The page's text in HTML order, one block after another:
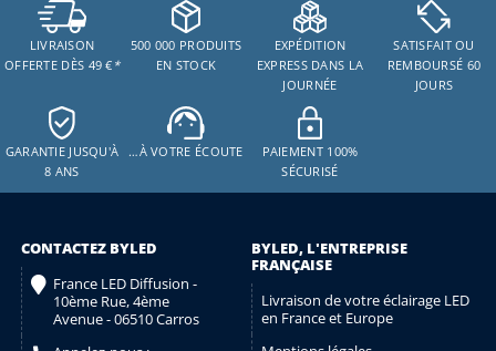
LIVRAISON
OFFERTE DÈS 49 € *
500 000 PRODUITS
EN STOCK
EXPÉDITION
EXPRESS DANS LA
JOURNÉE
SATISFAIT OU
REMBOURSÉ 60
JOURS
GARANTIE JUSQU'À
8 ANS
…À VOTRE ÉCOUTE
PAIEMENT 100%
SÉCURISÉ
CONTACTEZ BYLED
France LED Diffusion -
10ème Rue, 4ème
Avenue - 06510 Carros
BYLED, L'ENTREPRISE
FRANÇAISE
Livraison de votre éclairage LED
en France et Europe